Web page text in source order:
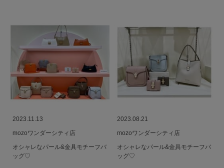
2023.11.13
mozoワンダーシティ店
オシャレなパール&金具モチーフバ
ッグ♡
2023.08.21
mozoワンダーシティ店
オシャレなパール&金具モチーフバ
ッグ♡